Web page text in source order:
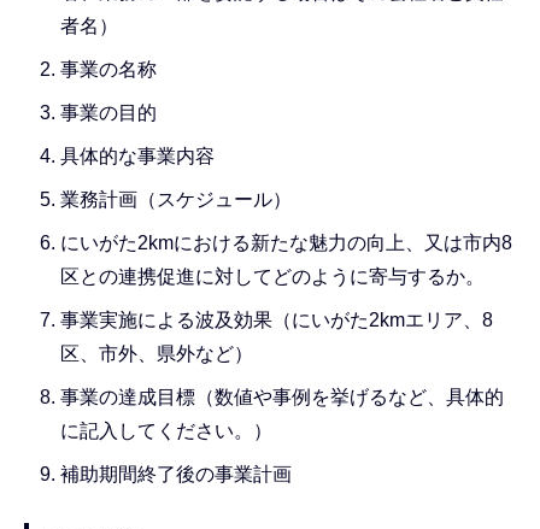
者名）
事業の名称
事業の目的
具体的な事業内容
業務計画（スケジュール）
にいがた2kmにおける新たな魅力の向上、又は市内8
区との連携促進に対してどのように寄与するか。
事業実施による波及効果（にいがた2kmエリア、8
区、市外、県外など）
事業の達成目標（数値や事例を挙げるなど、具体的
に記入してください。）
補助期間終了後の事業計画